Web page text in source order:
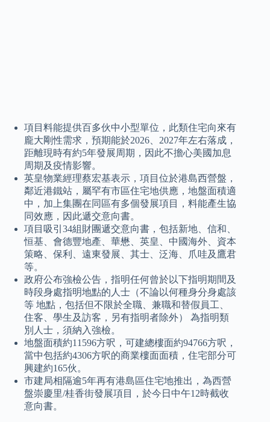
項目料能提供百多伙中小型單位，此類住宅向來有
龐大剛性需求，預期能於2026、2027年左右落成，
距離現時有約5年發展周期，因此不擔心美國加息
周期及疫情影響。
英皇物業經理蔡宏基表示，項目位於港島西營盤，
鄰近港鐵站，屬罕有市區住宅地供應，地盤面積適
中，加上集團在同區有多個發展項目，料能產生協
同效應，因此遞交意向書。
項目吸引34組財團遞交意向書，包括新地、信和、
恒基、會德豐地產、華懋、英皇、中國海外、資本
策略、保利、遠東發展、其士、泛海、爪哇及鷹君
等。
政府公布強檢公告，指明任何曾於以下指明期間及
時段身處指明地點的人士（不論以何種身分身處該
等 地點，包括但不限於全職、兼職和替假員工、
住客、學生及訪客，另有指明者除外） 為指明類
別人士，須納入強檢。
地盤面積約11596方呎，可建總樓面約94766方呎，
當中包括約4306方呎的商業樓面面積，住宅部分可
興建約165伙。
市建局相隔逾5年再有港島區住宅地推出，為西營
盤崇慶里/桂香街發展項目，於今日中午12時截收
意向書。